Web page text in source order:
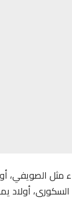
مثل الصويفي،
عبد الحق، شلوح، لحجام، أولاد يحيى، كارو 1 و2، التماني،